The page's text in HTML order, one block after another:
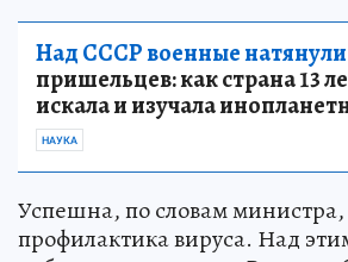
Над СССР военные натянули
пришельцев: как страна 13
искала и изучала
НАУКА
Успешна, по словам
профилактика вируса. Над